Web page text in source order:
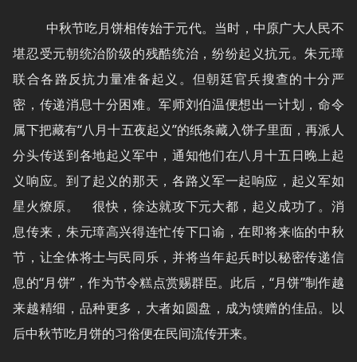
中秋节吃月饼相传始于元代。当时，中原广大人民不
堪忍受元朝统治阶级的残酷统治，纷纷起义抗元。朱元璋
联合各路反抗力量准备起义。但朝廷官兵搜查的十分严
密，传递消息十分困难。军师刘伯温便想出一计划，命令
属下把藏有“八月十五夜起义”的纸条藏入饼子里面，再派人
分头传送到各地起义军中，通知他们在八月十五日晚上起
义响应。到了起义的那天，各路义军一起响应，起义军如
星火燎原。 很快，徐达就攻下元大都，起义成功了。消
息传来，朱元璋高兴得连忙传下口谕，在即将来临的中秋
节，让全体将士与民同乐，并将当年起兵时以秘密传递信
息的“月饼”，作为节令糕点赏赐群臣。此后，“月饼”制作越
来越精细，品种更多，大者如圆盘，成为馈赠的佳品。以
后中秋节吃月饼的习俗便在民间流传开来。